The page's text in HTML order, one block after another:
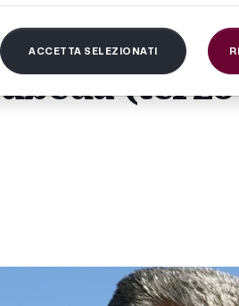
Teodori
ACCETTA SELEZIONATI